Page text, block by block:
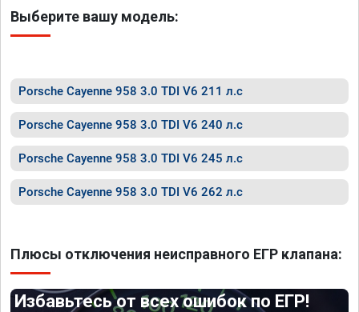
Выберите вашу модель:
Porsche Cayenne 958 3.0 TDI V6 211 л.с
Porsche Cayenne 958 3.0 TDI V6 240 л.с
Porsche Cayenne 958 3.0 TDI V6 245 л.с
Porsche Cayenne 958 3.0 TDI V6 262 л.с
Плюсы отключения неисправного ЕГР клапана:
Избавьтесь от всех ошибок по ЕГР!